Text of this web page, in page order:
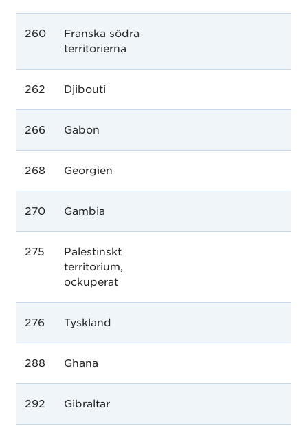
260
Franska södra
territorierna
262 Djibouti
266 Gabon
268 Georgien
270 Gambia
275
Palestinskt
territorium,
ockuperat
276 Tyskland
288 Ghana
292 Gibraltar